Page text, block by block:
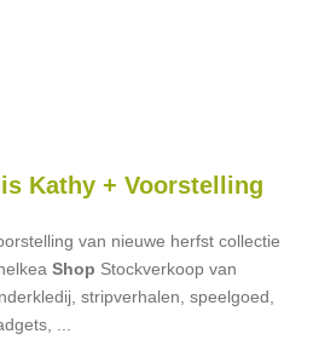
Kathy + Voorstelling
van nieuwe herfst collectie
Shop Stockverkoop van
stripverhalen, speelgoed,
...